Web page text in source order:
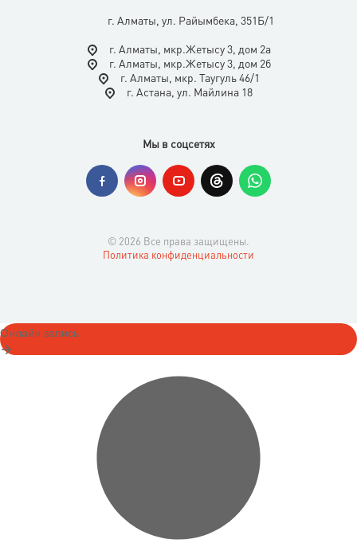
г. Алматы, ул. Райымбека, 351Б/1
г. Алматы, мкр.Жетысу 3, дом 2а
г. Алматы, мкр.Жетысу 3, дом 2б
г. Алматы, мкр. Таугуль 46/1
г. Астана, ул. Майлина 18
Мы в соцсетях
© 2026 Все права защищены.
Политика конфиденциальности